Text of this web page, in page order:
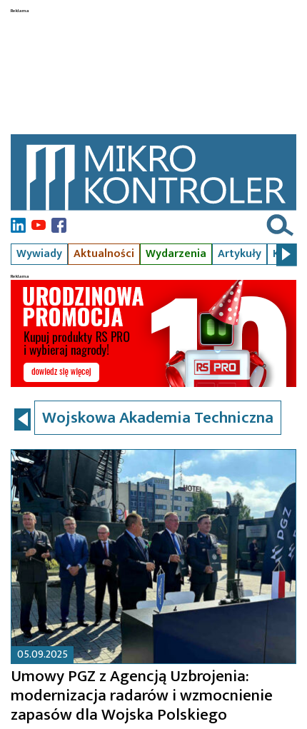
Wywiady Aktualności Wydarzenia Artykuły Kursy
Wojskowa Akademia Techniczna
05.09.2025
Umowy PGZ z Agencją Uzbrojenia:
modernizacja radarów i wzmocnienie
zapasów dla Wojska Polskiego